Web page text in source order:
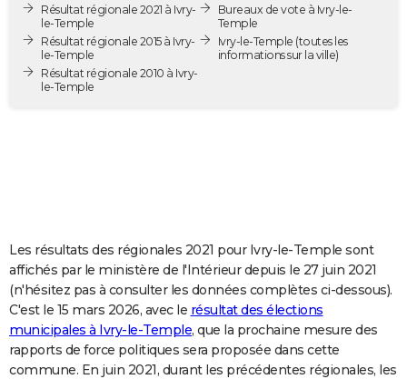
Destinations
City break
Voyage nature
Voyage de noces
Forum
PHOTO
GUIDES D'ACHAT
BONS PLANS
COPAINS D'AVANT
S'inscrire
Se connecter
Lycées
Collèges
Primaires
Universités
Entreprises
Service militaire
Avis de recherche
AVIS DE DÉCÈS
FORUM
Bricolage
Lifestyle
Culture
Sport
Auto
Television
Voyage
Cinema
Résultat régionale 2021 à Ivry-
le-Temple
Résultat régionale 2015 à Ivry-
le-Temple
Résultat régionale 2010 à Ivry-
le-Temple
Bureaux de vote à Ivry-le-
Temple
Ivry-le-Temple (toutes les
informations sur la ville)
Les résultats des régionales 2021 pour Ivry-le-Temple sont
affichés par le ministère de l'Intérieur depuis le 27 juin 2021
(n'hésitez pas à consulter les données complètes ci-dessous).
C'est le 15 mars 2026, avec le résultat des élections
municipales à Ivry-le-Temple, que la prochaine mesure des
rapports de force politiques sera proposée dans cette
commune. En juin 2021, durant les précédentes régionales, les